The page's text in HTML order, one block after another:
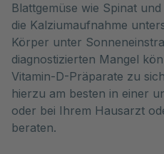
Blattgemüse wie Spinat
die Kalziumaufnahme
Körper unter
diagnostizierten Mangel
Vitamin-D-Präparate zu
hierzu am besten in einer
oder bei Ihrem Hausarzt
beraten.